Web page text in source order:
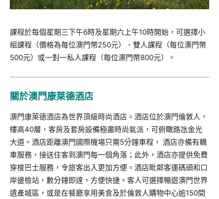
課程於每個星期三下午6時及星期六上午10時開始，可選擇小
組課程（價格為每位澳門幣250元）、雙人課程（每位澳門幣
500元）或一對一私人課程（每位澳門幣800元）。
關於澳門康萊德酒店
澳門康萊德酒店為世界頂級時尚酒店。酒店位於澳門倫敦人，
樓高40層，客房及套房設備極盡時尚氣派，可俯瞰路氹金光
大道。酒店距離澳門國際機場只需5分鐘車程， 酒店亦備有轎
車服務，接送住客到澳門每一個角落；此外，酒店亦提供免費
穿梭巴士服務，令旅客出入更加方便。酒店毗鄰客運碼頭和口
岸邊檢站，數分鐘即達，方便快捷。客人可選擇暢遊澳門世界
遺產城區，或是在餐廳享用美食及於倫敦人購物中心逾150間